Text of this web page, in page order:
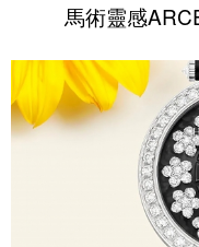
馬術靈感